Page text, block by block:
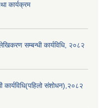
कार्यक्रम
सम्बन्धी कार्यविधि, २०८२
कार्यविधि(पहिलो संशोधन),२०८२